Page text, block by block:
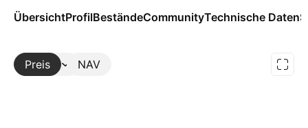
ÜbersichtProfilBeständeCommunityTechnische Daten
Preis NAV
Mehr